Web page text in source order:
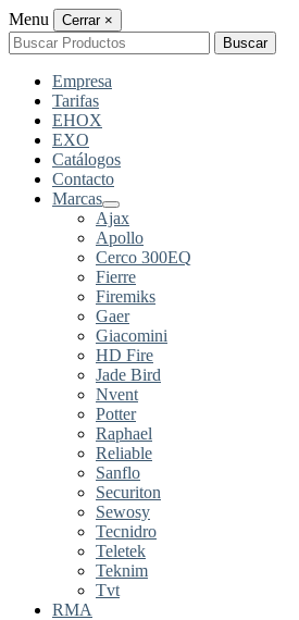
Menu Cerrar ×
Buscar
por:
Buscar
Empresa
Tarifas
EHOX
EXO
Catálogos
Contacto
Marcas
Ajax
Apollo
Cerco 300EQ
Fierre
Firemiks
Gaer
Giacomini
HD Fire
Jade Bird
Nvent
Potter
Raphael
Reliable
Sanflo
Securiton
Sewosy
Tecnidro
Teletek
Teknim
Tvt
RMA